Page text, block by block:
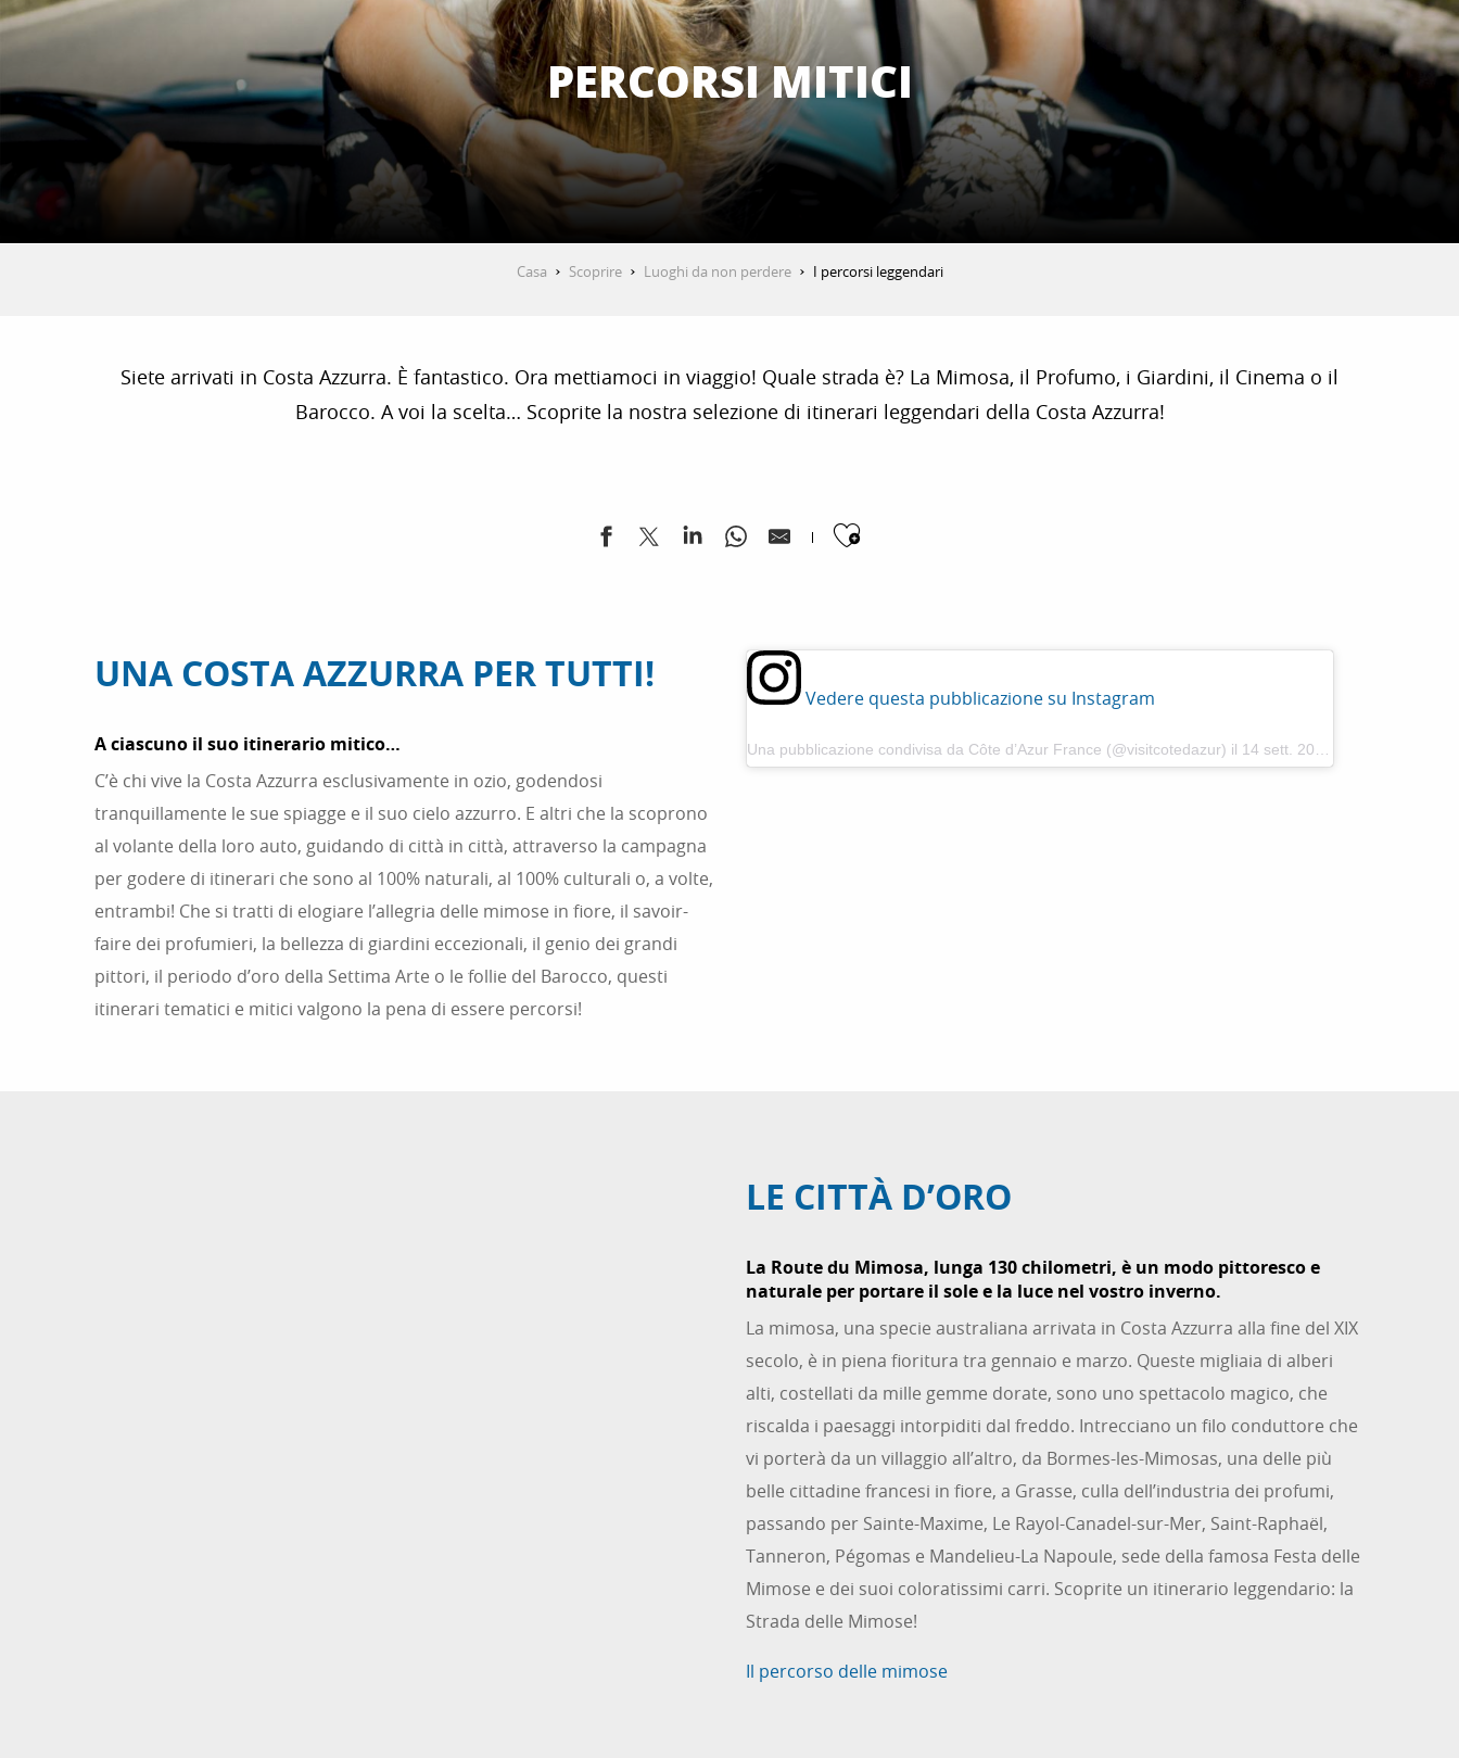
PERCORSI MITICI
Casa Scoprire Luoghi da non perdere I percorsi leggendari
Siete arrivati in Costa Azzurra. È fantastico. Ora mettiamoci in viaggio! Quale strada è? La Mimosa, il Profumo, i Giardini, il Cinema o il
Barocco. A voi la scelta… Scoprite la nostra selezione di itinerari leggendari della Costa Azzurra!
Ajouter aux favoris
UNA COSTA AZZURRA PER TUTTI!
A ciascuno il suo itinerario mitico…
C’è chi vive la Costa Azzurra esclusivamente in ozio, godendosi
tranquillamente le sue spiagge e il suo cielo azzurro. E altri che la scoprono
al volante della loro auto, guidando di città in città, attraverso la campagna
per godere di itinerari che sono al 100% naturali, al 100% culturali o, a volte,
entrambi! Che si tratti di elogiare l’allegria delle mimose in fiore, il savoir-
faire dei profumieri, la bellezza di giardini eccezionali, il genio dei grandi
pittori, il periodo d’oro della Settima Arte o le follie del Barocco, questi
itinerari tematici e mitici valgono la pena di essere percorsi!
Vedere questa pubblicazione su Instagram
Una pubblicazione condivisa da Côte d’Azur France (@visitcotedazur) il 14 sett. 2018 alle 2 :19 PDT
LE CITTÀ D’ORO
La Route du Mimosa, lunga 130 chilometri, è un modo pittoresco e
naturale per portare il sole e la luce nel vostro inverno.
La mimosa, una specie australiana arrivata in Costa Azzurra alla fine del XIX
secolo, è in piena fioritura tra gennaio e marzo. Queste migliaia di alberi
alti, costellati da mille gemme dorate, sono uno spettacolo magico, che
riscalda i paesaggi intorpiditi dal freddo. Intrecciano un filo conduttore che
vi porterà da un villaggio all’altro, da Bormes-les-Mimosas, una delle più
belle cittadine francesi in fiore, a Grasse, culla dell’industria dei profumi,
passando per Sainte-Maxime, Le Rayol-Canadel-sur-Mer, Saint-Raphaël,
Tanneron, Pégomas e Mandelieu-La Napoule, sede della famosa Festa delle
Mimose e dei suoi coloratissimi carri. Scoprite un itinerario leggendario: la
Strada delle Mimose!
Il percorso delle mimose